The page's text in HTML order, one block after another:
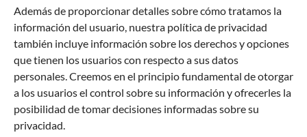
Además de proporcionar detalles sobre cómo tratamos la
información del usuario, nuestra política de privacidad
también incluye información sobre los derechos y opciones
que tienen los usuarios con respecto a sus datos
personales. Creemos en el principio fundamental de otorgar
a los usuarios el control sobre su información y ofrecerles la
posibilidad de tomar decisiones informadas sobre su
privacidad.